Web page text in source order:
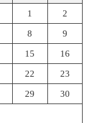
1 2
8 9
15 16
22 23
29 30